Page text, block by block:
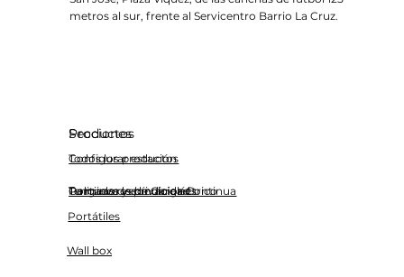
Productos
Cargadores de Carga Continua
Todos los productos
Wall box
Portátiles
Secciones
Terminos y condiciones
Configurar estación
Tu nuevo vehículo eléctrico
Politicas de privacidad
metros al sur, frente al Servicentro Barrio La Cruz.